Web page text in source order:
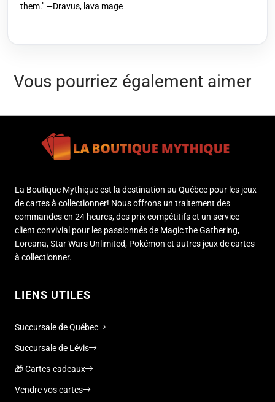
them." —Dravus, lava mage
Vous pourriez également aimer
La Boutique Mythique est la destination au Québec pour les jeux
de cartes à collectionner! Nous offrons un traitement des
commandes en 24 heures, des prix compétitifs et un service
client convivial pour les passionnés de Magic the Gathering,
Lorcana, Star Wars Unlimited, Pokémon et autres jeux de cartes
à collectionner.
LIENS UTILES
Succursale de Québec
Succursale de Lévis
🎁 Cartes-cadeaux
Vendre vos cartes